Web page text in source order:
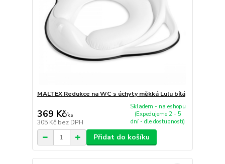
MALTEX Redukce na WC s úchyty měkká Lulu bílá
369 Kč/ks
305 Kč bez DPH
Skladem - na eshopu
(Expedujeme 2 - 5
dní - dle dostupnosti)
Přidat do košíku